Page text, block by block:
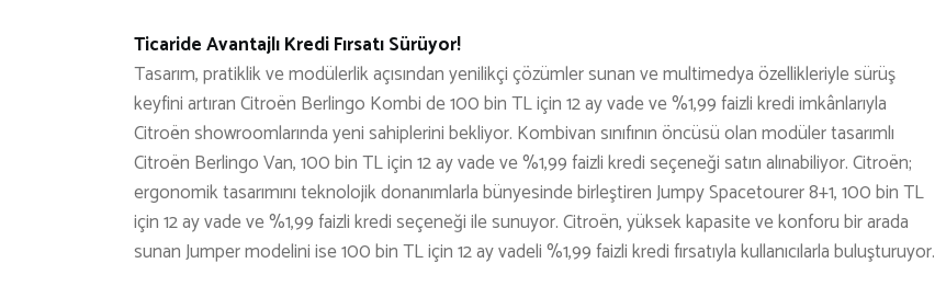
Ticaride Avantajlı Kredi Fırsatı Sürüyor!
Tasarım, pratiklik ve modülerlik açısından yenilikçi çözümler sunan ve multimedya özellikleriyle sürüş
keyfini artıran Citroën Berlingo Kombi de 100 bin TL için 12 ay vade ve %1,99 faizli kredi imkânlarıyla
Citroën showroomlarında yeni sahiplerini bekliyor. Kombivan sınıfının öncüsü olan modüler tasarımlı
Citroën Berlingo Van, 100 bin TL için 12 ay vade ve %1,99 faizli kredi seçeneği satın alınabiliyor. Citroën;
ergonomik tasarımını teknolojik donanımlarla bünyesinde birleştiren Jumpy Spacetourer 8+1, 100 bin TL
için 12 ay vade ve %1,99 faizli kredi seçeneği ile sunuyor. Citroën, yüksek kapasite ve konforu bir arada
sunan Jumper modelini ise 100 bin TL için 12 ay vadeli %1,99 faizli kredi fırsatıyla kullanıcılarla buluşturuyor.